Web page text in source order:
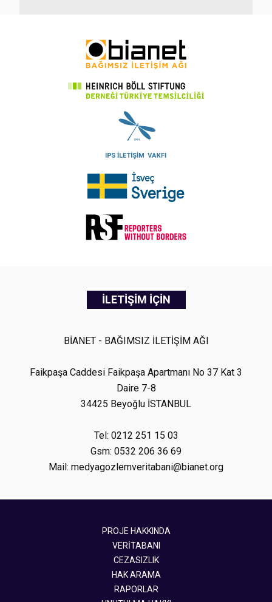
İLETİŞİM İÇİN
BİANET - BAĞIMSIZ İLETİŞİM AĞI
Faikpaşa Caddesi Faikpaşa Apartmanı No 37 Kat 3
Daire 7-8
34425 Beyoğlu İSTANBUL
Tel: 0212 251 15 03
Gsm: 0532 206 36 69
Mail: medyagozlemveritabani@bianet.org
PROJE HAKKINDA
VERİTABANI
CEZASIZLIK
HAK ARAMA
RAPORLAR